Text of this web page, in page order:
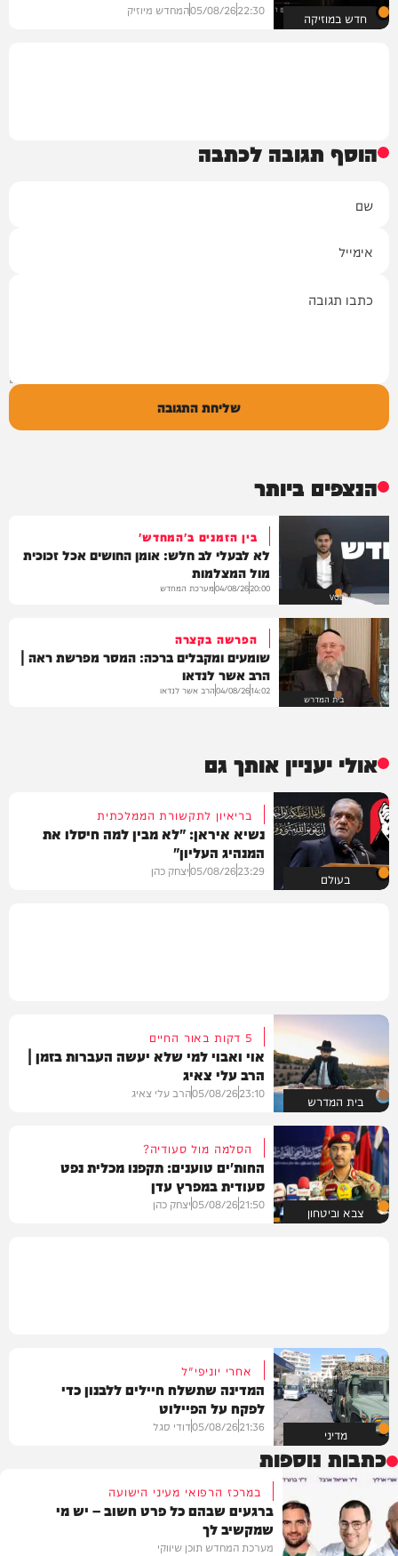
חדש במוזיקה 22:30
05/08/26המחדש מיוזיק
הוסף תגובה לכתבה
שליחת התגובה
הנצפים ביותר
VOD
בין הזמנים ב'המחדש'
לא לבעלי לב חלש: אומן החושים אכל זכוכית
מול המצלמות
20:00
04/08/26מערכת המחדש
בית המדרש
הפרשה בקצרה
שומעים ומקבלים ברכה: המסר מפרשת ראה |
הרב אשר לנדאו
14:02
04/08/26הרב אשר לנדאו
אולי יעניין אותך גם
בעולם
בריאיון לתקשורת הממלכתית
נשיא איראן: "לא מבין למה חיסלו את
המנהיג העליון"
23:29
05/08/26יצחק כהן
בית המדרש
5 דקות באור החיים
אוי ואבוי למי שלא יעשה העברות בזמן |
הרב עלי צאיג
23:10
05/08/26הרב עלי צאיג
צבא וביטחון
הסלמה מול סעודיה?
החות'ים טוענים: תקפנו מכלית נפט
סעודית במפרץ עדן
21:50
05/08/26יצחק כהן
מדיני
אחרי יוניפי"ל
המדינה שתשלח חיילים ללבנון כדי
לפקח על הפיילוט
21:36
05/08/26דודי סגל
כתבות נוספות
במרכז הרפואי מעיני הישועה
ברגעים שבהם כל פרט חשוב – יש מי
שמקשיב לך
מערכת המחדש תוכן שיווקי